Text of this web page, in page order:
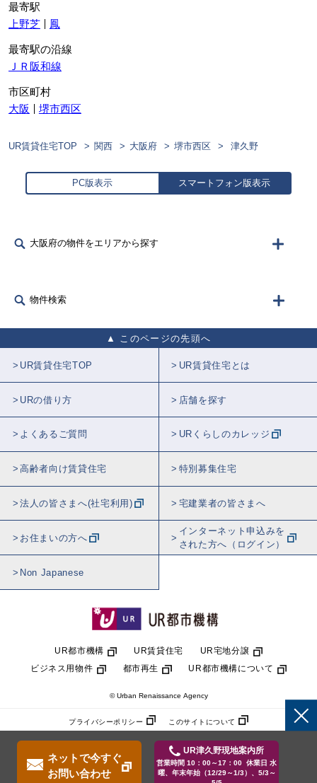
最寄駅
上野芝
鳳
最寄駅の沿線
ＪＲ阪和線
市区町村
大阪
堺市西区
ネットで今すぐ
お問い合わせ
UR津久野現地案内所
営業時間 10：00～17：00 休業日 水
曜、年末年始（12/29～1/3）、5/3～
UR賃貸住宅TOP 関西 大阪府 堺市西区 津久野
PC版表示 スマートフォン版表示
大阪府の物件をエリアから探す
物件検索
このページの先頭へ
UR賃貸住宅TOP UR賃貸住宅とは
URの借り方 店舗を探す
よくあるご質問 URくらしのカレッジ
高齢者向け賃貸住宅 特別募集住宅
法人の皆さまへ(社宅利用) 宅建業者の皆さまへ
お住まいの方へ
インターネット申込みを
された方へ（ログイン）
Non Japanese
UR都市機構 UR賃貸住宅
UR宅地分譲
ビジネス用物件
都市再生 UR都市機構について
© Urban Renaissance Agency
プライバシーポリシー このサイトについて